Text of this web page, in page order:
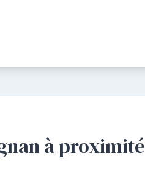
à proximité